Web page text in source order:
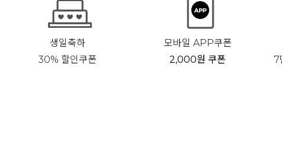
생일축하
30% 할인쿠폰
모바일 APP쿠폰
2,000원 쿠폰
7